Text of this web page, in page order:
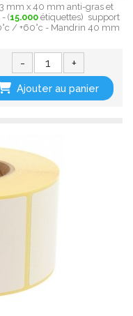
mm x 40 mm anti-gras et
(15.000 étiquettes) support
/ +60°c - Mandrin 40 mm
- +
Ajouter au panier